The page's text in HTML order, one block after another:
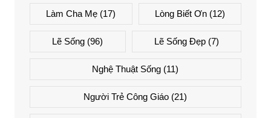
Làm Cha Mẹ (17) Lòng Biết Ơn(12)
Lẽ Sống (96) Lẽ Sống Đẹp(7)
Nghệ Thuật Sống (11)
Người Trẻ Công Giáo (21)